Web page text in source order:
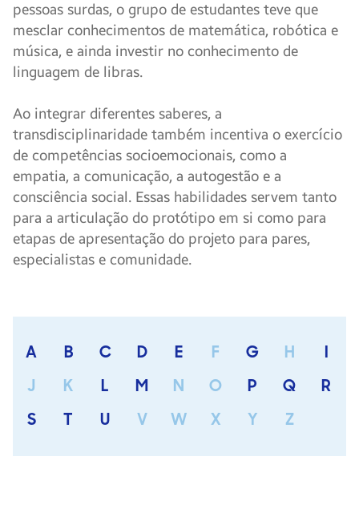
pessoas surdas, o grupo de estudantes teve que
mesclar conhecimentos de matemática, robótica e
música, e ainda investir no conhecimento de
linguagem de libras.
Ao integrar diferentes saberes, a
transdisciplinaridade também incentiva o exercício
de competências socioemocionais, como a
empatia, a comunicação, a autogestão e a
consciência social. Essas habilidades servem tanto
para a articulação do protótipo em si como para
etapas de apresentação do projeto para pares,
especialistas e comunidade.
A B C D E F G H
I
J
K L M N O P Q
R
S
T U V W X Y Z